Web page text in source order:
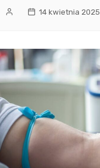
14 kwietnia 2025